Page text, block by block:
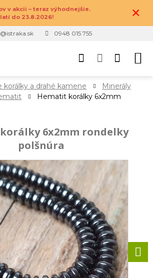
v akcii – teraz výhodnejšie.
do 23.8.2026!
×
0948 015 755
korálky a drahé kamene
Minerály
Hematit korálky 6x2mm
6x2mm rondelky
polšnúra